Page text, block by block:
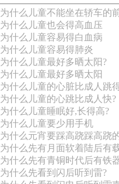
为什么儿童不能坐在轿车的
为什么儿童也会得高血压
为什么儿童容易得白血病
为什么儿童容易得肺炎
为什么儿童最好多晒太阳?
为什么儿童最好多晒太阳
为什么儿童的心脏比成人跳
为什么儿童的心跳比成人快?
为什么儿童睡眠好,长得高?
为什么儿童要少用手机
为什么元宵要踩高跷踩高跷
为什么先有月面软着陆后有
为什么先有青铜时代后有铁
为什么先看到闪后听到雷?